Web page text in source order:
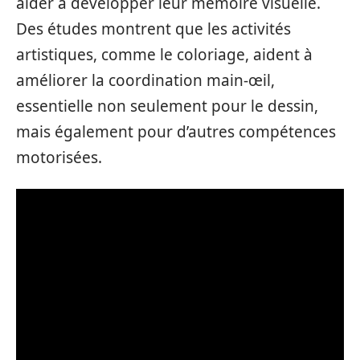
Des études montrent que les activités
artistiques, comme le coloriage, aident à
améliorer la coordination main-œil,
essentielle non seulement pour le dessin,
mais également pour d’autres compétences
motorisées.